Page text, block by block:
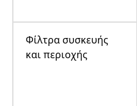
Φίλτρα συσκευής
και περιοχής